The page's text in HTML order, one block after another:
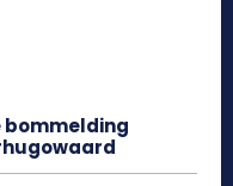
bommelding